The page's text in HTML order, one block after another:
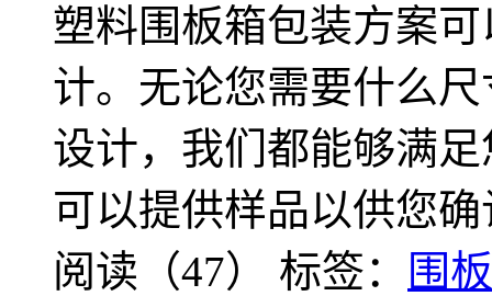
塑料围板箱包装方案
计。无论您需要什么
设计，我们都能够满
可以提供样品以供您确
阅读（47） 标签：
围